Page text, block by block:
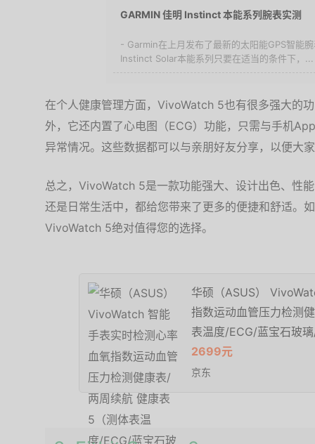
GARMIN 佳明 Instinct 本能系列腕表实测
- Garmin在上月发布了最新的太阳能GPS智能
Instinct Solar本能系列只要在适当的条件下，...
在个人健康管理方面，VivoWatch 5也有很多强大的
外，它还内置了心电图（ECG）功能，只需与手机
异常情况。这些数据都可以与亲朋好友分享，以便大
总之，VivoWatch 5是一款功能强大、设计出色、性
还是日常生活中，都给您带来了更多的便捷和舒适。
VivoWatch 5绝对值得您的选择。
华硕（ASUS）
指数运动血管压力检测
表温度/ECG/蓝宝石玻
2699元
京东